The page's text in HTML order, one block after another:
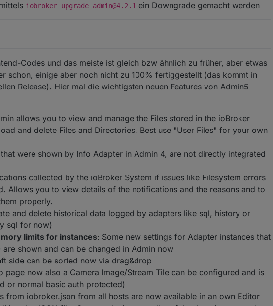
iobroker upgrade admin@4.2.1 ein Downgrade gemacht werden
Codes und das meiste ist gleich bzw ähnlich zu früher, aber etwas
schon, einige aber noch nicht zu 100% fertiggestellt (das kommt in
Release). Hier mal die wichtigsten neuen Features von Admin5
allows you to view and manage the Files stored in the ioBroker
and delete Files and Directories. Best use "User Files" for your own
were shown by Info Adapter in Admin 4, are not directly integrated
collected by the ioBroker System if issues like Filesystem errors
Allows you to view details of the notifications and the reasons and to
properly.
and delete historical data logged by adapters like sql, history or
sql for now)
limits for instances: Some new settings for Adapter instances that
shown and can be changed in Admin now
side can be sorted now via drag&drop
page now also a Camera Image/Stream Tile can be configured and is
or normal basic auth protected)
from iobroker.json from all hosts are now available in an own Editor